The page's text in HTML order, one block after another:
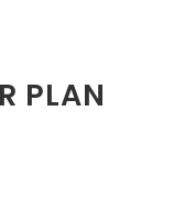
PLAN